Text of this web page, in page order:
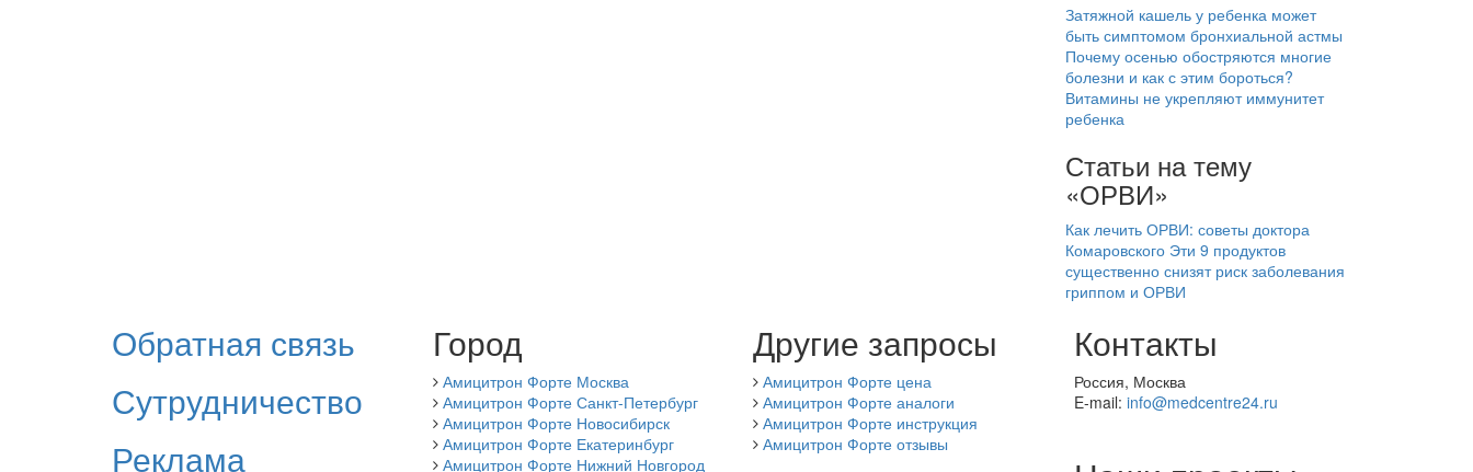
Затяжной кашель у ребенка может
быть симптомом бронхиальной астмы
Почему осенью обостряются многие
болезни и как с этим бороться?
Витамины не укрепляют иммунитет
ребенка
Статьи на тему
«ОРВИ»
Как лечить ОРВИ: советы доктора
Комаровского Эти 9 продуктов
существенно снизят риск заболевания
гриппом и ОРВИ
Обратная связь
Сутрудничество
Реклама
Город
Амицитрон Форте Москва
Амицитрон Форте Санкт-Петербург
Амицитрон Форте Новосибирск
Амицитрон Форте Екатеринбург
Амицитрон Форте Нижний Новгород
Другие запросы
Амицитрон Форте цена
Амицитрон Форте аналоги
Амицитрон Форте инструкция
Амицитрон Форте отзывы
Контакты
Россия, Москва
E-mail: info@medcentre24.ru